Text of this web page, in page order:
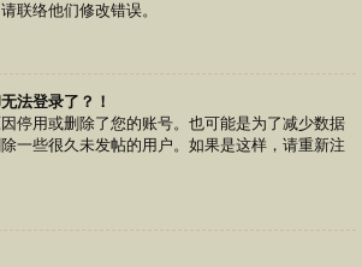
联络他们修改错误。
法登录了？！
停用或删除了您的账号。也可能是为了减少数据
一些很久未发帖的用户。如果是这样，请重新注